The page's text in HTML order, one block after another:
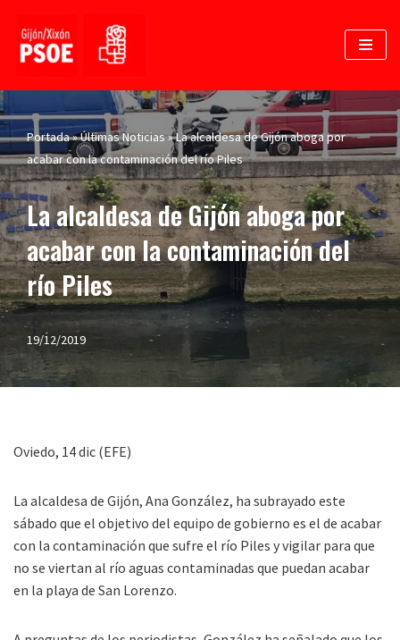
Saltar
contenido
Portada»Últimas Noticias»La alcaldesa de Gijón aboga por
acabar con la contaminación del río Piles
La alcaldesa de Gijón aboga por
acabar con la contaminación del
río Piles
19/12/2019
Oviedo, 14 dic (EFE)
La alcaldesa de Gijón, Ana González, ha subrayado este
sábado que el objetivo del equipo de gobierno es el de acabar
con la contaminación que sufre el río Piles y vigilar para que
no se viertan al río aguas contaminadas que puedan acabar
en la playa de San Lorenzo.